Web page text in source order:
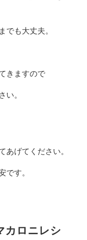
でも大丈夫。
きますので
い。
あげてください。
です。
カロニレシ